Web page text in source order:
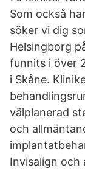
Som också
söker vi dig
Helsingborg
funnits i över
i Skåne.
välplanerad
och
Invisalign och